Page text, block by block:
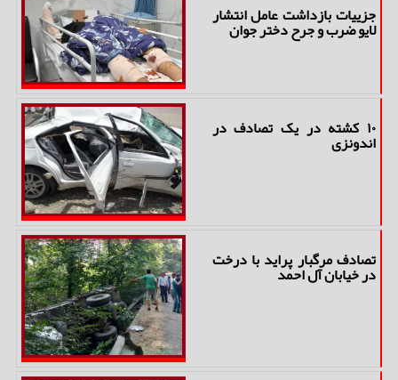
جزییات بازداشت عامل انتشار
لایو ضرب و جرح دختر جوان
۱۰ کشته در یک تصادف در
اندونزی
تصادف مرگبار پراید با درخت
در خیابان آل احمد